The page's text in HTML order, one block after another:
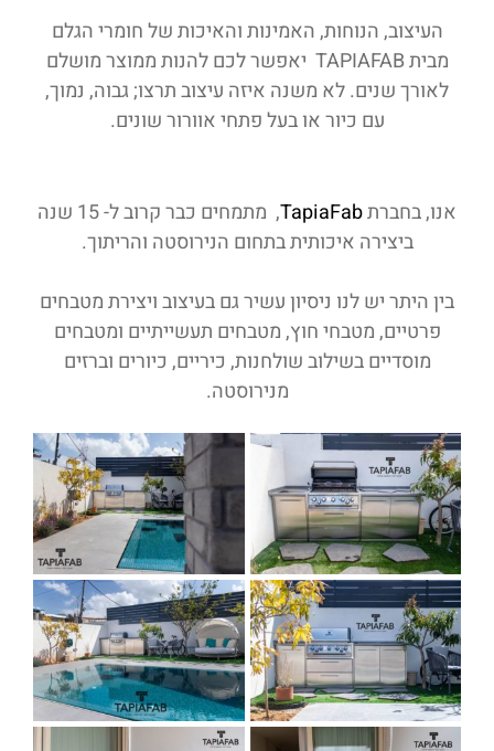
העיצוב, הנוחות, האמינות והאיכות של חומרי הגלם
מבית TAPIAFAB יאפשר לכם להנות ממוצר מושלם
לאורך שנים. לא משנה איזה עיצוב תרצו; גבוה, נמוך,
עם כיור או בעל פתחי אוורור שונים.
אנו, בחברתTapiaFab
, מתמחים כבר קרוב ל- 15 שנה
ביצירה איכותית בתחום הנירוסטה והריתוך.
בין היתר יש לנו ניסיון עשיר גם בעיצוב ויצירת מטבחים
פרטיים, מטבחי חוץ, מטבחים תעשייתיים ומטבחים
מוסדיים בשילוב שולחנות, כיריים, כיורים וברזים
מנירוסטה.